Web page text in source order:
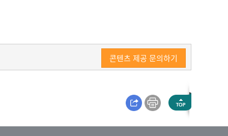
콘텐츠 제공 문의하기